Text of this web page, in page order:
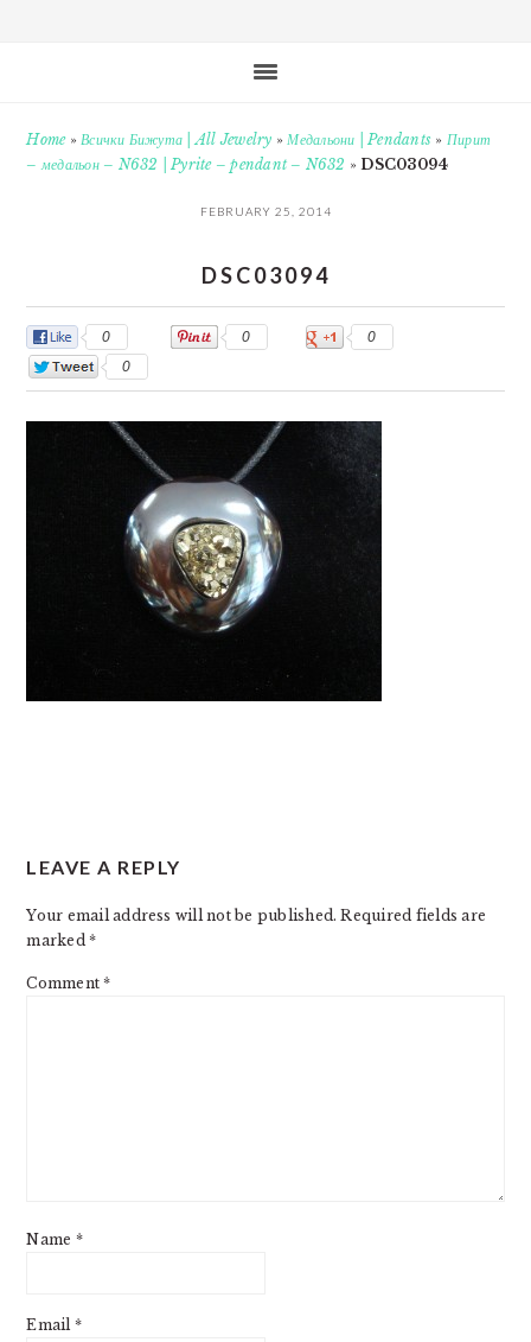
Home»Всички Бижута | All Jewelry »Медальони | Pendants » Пирит
– медальон – N632 | Pyrite – pendant – N632 »DSC03094
FEBRUARY 25, 2014
DSC03094
0 0
0
0
INTERACTIONS
LEAVE A REPLY
Your email address will not be published. Required fields are
marked*
Comment*
Name *
Email *